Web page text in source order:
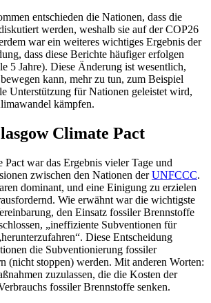
entschieden die Nationen, dass die
werden, weshalb sie auf der COP26
war ein weiteres wichtiges Ergebnis der
dass diese Berichte häufiger erfolgen
5 Jahre). Diese Änderung ist wesentlich,
kann, mehr zu tun, zum Beispiel
Unterstützung für Nationen geleistet wird,
kämpfen.
Climate Pact
war das Ergebnis vieler Tage und
zwischen den Nationen derUNFCCC.
dominant, und eine Einigung zu erzielen
Wie erwähnt war die wichtigste
den Einsatz fossiler Brennstoffe
„ineffiziente Subventionen für
Diese Entscheidung
die Subventionierung fossiler
(nicht stoppen) werden. Mit anderen Worten:
zuzulassen, die die Kosten der
fossiler Brennstoffe senken.